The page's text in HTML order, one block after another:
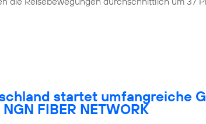
startet umfangreiche
FIBER NETWORK